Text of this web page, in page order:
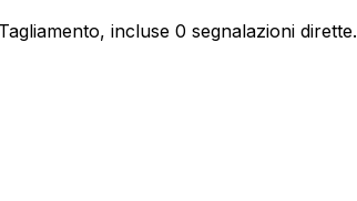
incluse 0 segnalazioni dirette.